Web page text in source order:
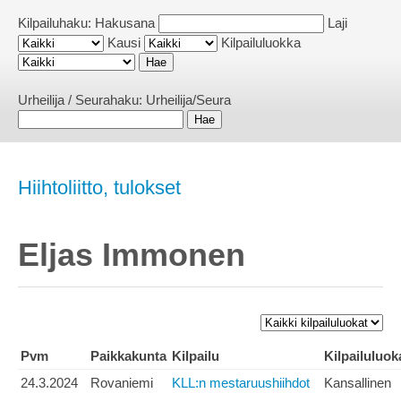
Kilpailuhaku: Hakusana
Laji
Kausi
Kilpailuluokka
Urheilija / Seurahaku: Urheilija/Seura
Hiihtoliitto, tulokset
Eljas Immonen
Pvm Paikkakunta Kilpailu
24.3.2024
Rovaniemi
KLL:n mestaruushiihdot
Kansallinen